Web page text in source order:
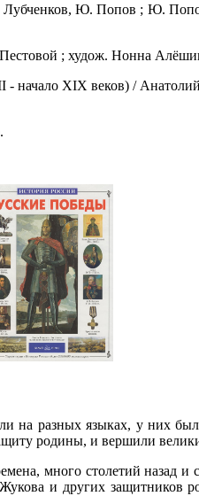
Лубченков, Ю. Попов ; Ю.
; худож. Нонна
- начало XIX веков) /
на разных языках, у них
родины, и вершили
много столетий
и других защитников